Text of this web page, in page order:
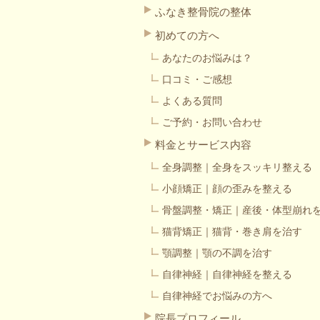
ふなき整骨院の整体
初めての方へ
あなたのお悩みは？
口コミ・ご感想
よくある質問
ご予約・お問い合わせ
料金とサービス内容
全身調整｜全身をスッキリ整える
小顔矯正｜顔の歪みを整える
骨盤調整・矯正｜産後・体型崩れ
猫背矯正｜猫背・巻き肩を治す
顎調整｜顎の不調を治す
自律神経｜自律神経を整える
自律神経でお悩みの方へ